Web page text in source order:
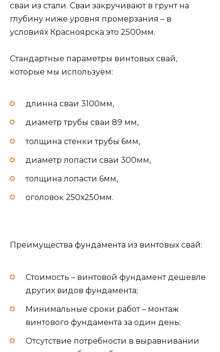
сваи из стали. Сваи закручивают в грунт на
глубину ниже уровня промерзания – в
условиях Красноярска это 2500мм.
Стандартные параметры винтовых свай,
которые мы используем:
длинна сваи 3100мм,
диаметр трубы сваи 89 мм,
толщина стенки трубы 6мм,
диаметр лопасти сваи 300мм,
толщина лопасти 6мм,
оголовок 250х250мм.
Преимущества фундамента из винтовых свай:
Стоимость – винтовой фундамент дешевле
других видов фундамента;
Минимальные сроки работ – монтаж
винтового фундамента за один день;
Отсутствие потребности в выравнивании